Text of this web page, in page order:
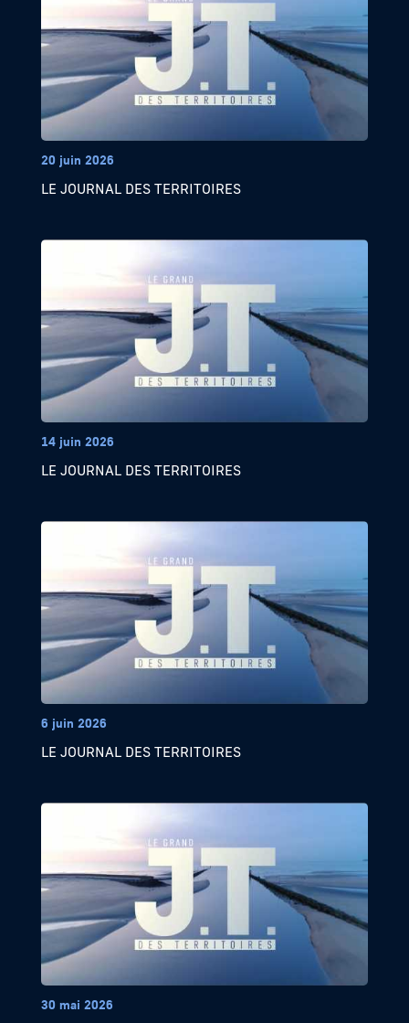
20 juin 2026
LE JOURNAL DES TERRITOIRES
14 juin 2026
LE JOURNAL DES TERRITOIRES
6 juin 2026
LE JOURNAL DES TERRITOIRES
30 mai 2026